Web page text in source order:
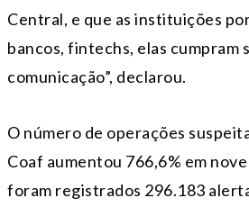
Central, e que as instituições
bancos, fintechs, elas cumpram
comunicação”, declarou.
O número de operações
Coaf aumentou 766,6% em nove
foram registrados 296.183